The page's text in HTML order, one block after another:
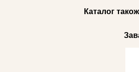
Каталог